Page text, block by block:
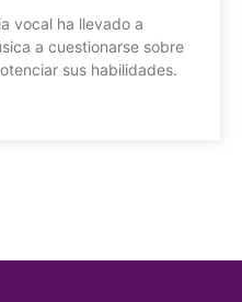
vocal ha llevado a
a cuestionarse sobre
sus habilidades.